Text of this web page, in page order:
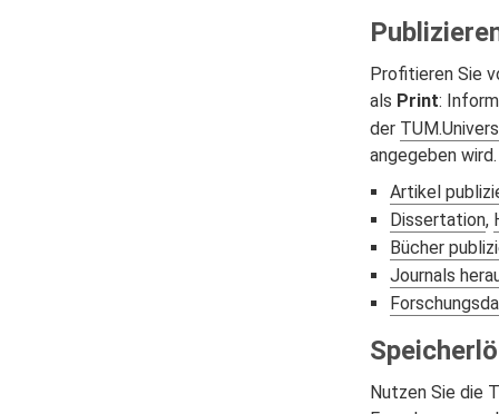
Profitieren Sie
als Print:
der
angegeben wird.
Artikel
Dissertation,
Bücher
Journals
Nutzen Sie die